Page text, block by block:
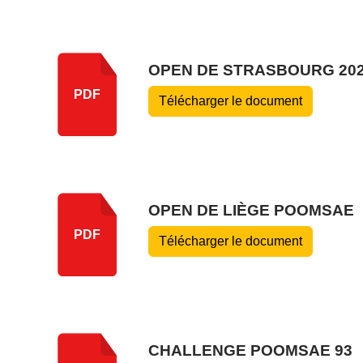
PDF
OPEN DE STRASBOURG
Télécharger le document
PDF
OPEN DE LIÈGE POOMSAE
Télécharger le document
CHALLENGE POOMSAE 93